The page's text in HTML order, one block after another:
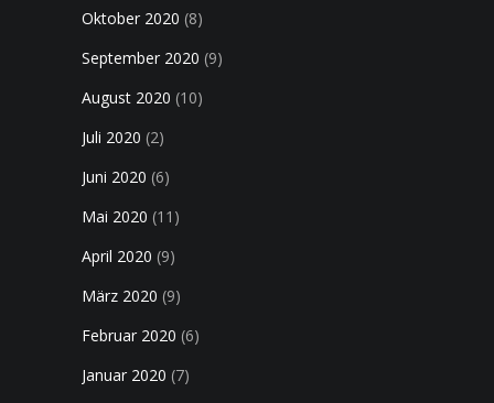
Oktober 2020 (8)
September 2020 (9)
August 2020 (10)
Juli 2020 (2)
Juni 2020 (6)
Mai 2020 (11)
April 2020 (9)
März 2020 (9)
Februar 2020 (6)
Januar 2020 (7)